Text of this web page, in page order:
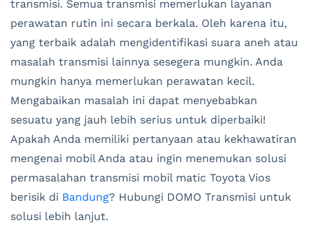
transmisi. Semua transmisi memerlukan layanan
perawatan rutin ini secara berkala. Oleh karena itu,
yang terbaik adalah mengidentifikasi suara aneh atau
masalah transmisi lainnya sesegera mungkin. Anda
mungkin hanya memerlukan perawatan kecil.
Mengabaikan masalah ini dapat menyebabkan
sesuatu yang jauh lebih serius untuk diperbaiki!
Apakah Anda memiliki pertanyaan atau kekhawatiran
mengenai mobil Anda atau ingin menemukan solusi
permasalahan transmisi mobil matic Toyota Vios
berisik di Bandung? Hubungi DOMO Transmisi untuk
solusi lebih lanjut.